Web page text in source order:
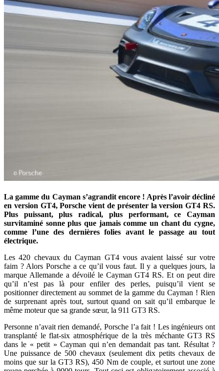
La gamme du Cayman s’agrandit encore ! Après l’avoir décliné
en version GT4, Porsche vient de présenter la version GT4 RS.
Plus puissant, plus radical, plus performant, ce Cayman
survitaminé sonne plus que jamais comme un chant du cygne,
comme l’une des dernières folies avant le passage au tout
électrique.
Les 420 chevaux du Cayman GT4 vous avaient laissé sur votre
faim ? Alors Porsche a ce qu’il vous faut. Il y a quelques jours, la
marque Allemande a dévoilé le Cayman GT4 RS. Et on peut dire
qu’il n’est pas là pour enfiler des perles, puisqu’il vient se
positionner directement au sommet de la gamme du Cayman ! Rien
de surprenant après tout, surtout quand on sait qu’il embarque le
même moteur que sa grande sœur, la 911 GT3 RS.
Personne n’avait rien demandé, Porsche l’a fait ! Les ingénieurs ont
transplanté le flat-six atmosphérique de la très méchante GT3 RS
dans le « petit » Cayman qui n’en demandait pas tant. Résultat ?
Une puissance de 500 chevaux (seulement dix petits chevaux de
moins que sur la GT3 RS), 450 Nm de couple, et surtout une zone